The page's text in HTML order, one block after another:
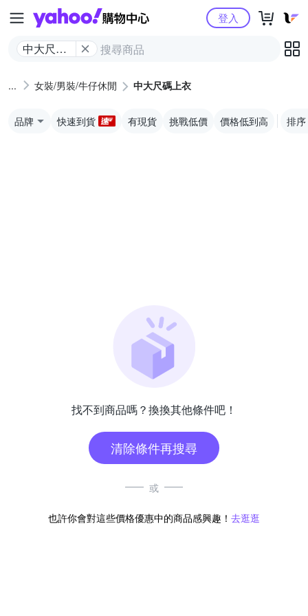
Yahoo購物中心
中大尺碼
登入
女裝/男裝/牛仔休閒 中大尺碼上衣
品牌 快速到貨 有現貨 挑戰低價 價格低到高 排序
找不到商品嗎？換換其他條件吧！
清除條件再搜尋
或
也許你會對這些價格優惠中的商品感興趣！ 去逛逛